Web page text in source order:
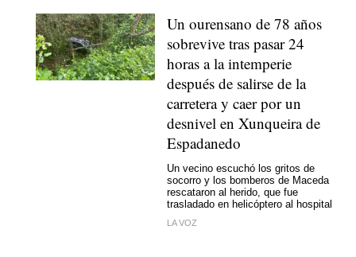
Un ourensano de 78 años
sobrevive tras pasar 24
horas a la intemperie
después de salirse de la
carretera y caer por un
desnivel en Xunqueira de
Espadanedo
Un vecino escuchó los gritos de
socorro y los bomberos de Maceda
rescataron al herido, que fue
trasladado en helicóptero al hospital
LA VOZ